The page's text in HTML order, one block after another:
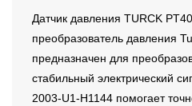
Датчик давления TURCK
преобразователь давления
предназначен для
стабильный электрический
2003-U1-H1144 помогает